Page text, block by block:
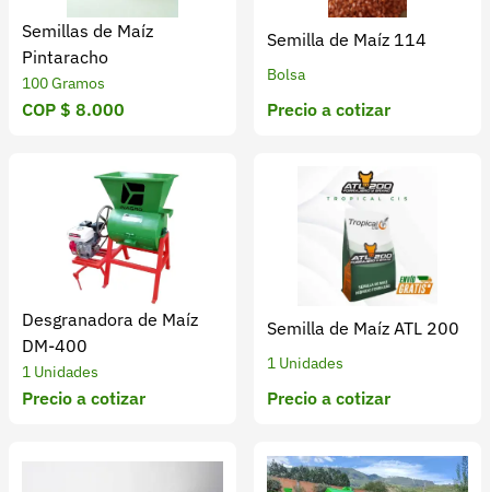
Semillas de Maíz
Pintaracho
100 Gramos
COP $ 8.000
Semilla de Maíz 114
Bolsa
Precio a cotizar
Desgranadora de Maíz
DM-400
1 Unidades
Precio a cotizar
Semilla de Maíz ATL 200
1 Unidades
Precio a cotizar
© 2026 Croper.com Todos los derechos reservados
Versión 5.45.0
Síguenos